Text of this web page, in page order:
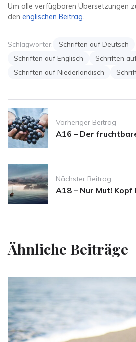
Um alle verfügbaren Übersetzungen
den englischen Beitrag.
Schlagwörter:
Schriften auf Deutsch
Schriften auf Englisch
Schriften
Schriften auf Niederländisch
Post
navigationVorheriger Beitrag
A16 – Der
Nächster Beitrag
A18 – Nur Mut! Kopf
Ähnliche Beiträge